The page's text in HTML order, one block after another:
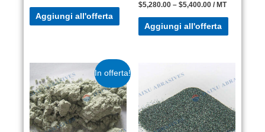
Aggiungi all'offerta
$5,280.00 – $5,400.00 / MT
Aggiungi all'offerta
In offerta!